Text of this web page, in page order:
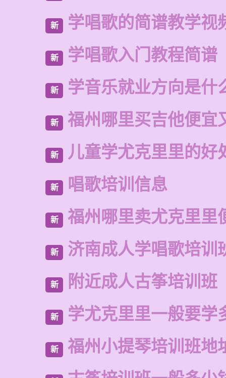
新 学唱歌的简谱教学视
新 学唱歌入门教程简谱
新 学音乐就业方向是什
新 福州哪里买吉他便宜
新 儿童学尤克里里的好
新 唱歌培训信息
新 福州哪里卖尤克里里
新 济南成人学唱歌培训
新 附近成人古筝培训班
新 学尤克里里一般要学
新 福州小提琴培训班地